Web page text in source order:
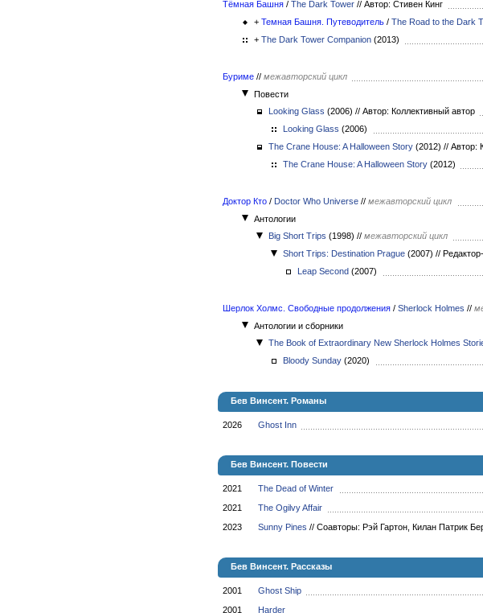
Тёмная Башня / The Dark Tower // Автор: Стивен Кинг
+ Темная Башня. Путеводитель / The Road to the Dark
+ The Dark Tower Companion (2013)
Буриме // межавторский цикл
Повести
Looking Glass (2006) // Автор: Коллективный автор
Looking Glass (2006)
The Crane House: A Halloween Story (2012) // Автор:
The Crane House: A Halloween Story (2012)
Доктор Кто / Doctor Who Universe // межавторский цикл
Антологии
Big Short Trips (1998) // межавторский цикл
Short Trips: Destination Prague (2007) //
Leap Second (2007)
Шерлок Холмс. Свободные продолжения / Sherlock Holmes //
Антологии и сборники
The Book of Extraordinary New Sherlock Holmes
Bloody Sunday (2020)
Бев Винсент. Романы
2026 Ghost Inn
Бев Винсент. Повести
2021 The Dead of Winter
2021
The Ogilvy Affair
2023
Sunny Pines // Соавторы: Рэй Гартон, Килан Патрик
Бев Винсент. Рассказы
2001 Ghost Ship
2001
Harder